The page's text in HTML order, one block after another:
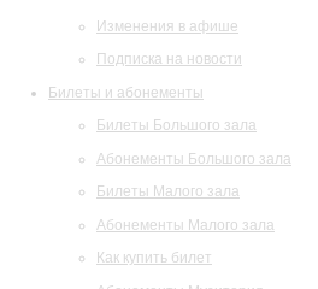
Изменения в афише
Подписка на новости
Билеты и абонементы
Билеты Большого зала
Абонементы Большого зала
Билеты Малого зала
Абонементы Малого зала
Как купить билет